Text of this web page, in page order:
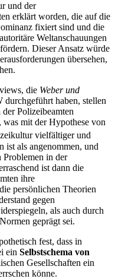
und der
erklärt worden, die auf die
fixiert sind und die
Weltanschauungen
Dieser Ansatz würde
übersehen,
die Weber und
haben, stellen
Polizeibeamten
was mit der Hypothese von
vielfältiger und
ist als angenommen, und
Problemen in der
ist dann die
ihre
persönlichen Theorien
gegen
als auch durch
geprägt sei.
fest, dass in
ein Selbstschema von
Gesellschaften ein
könne.